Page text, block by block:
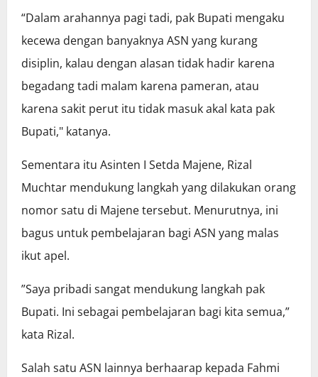
“Dalam arahannya pagi tadi, pak Bupati mengaku
kecewa dengan banyaknya ASN yang kurang
disiplin, kalau dengan alasan tidak hadir karena
begadang tadi malam karena pameran, atau
karena sakit perut itu tidak masuk akal kata pak
Bupati," katanya.
Sementara itu Asinten I Setda Majene, Rizal
Muchtar mendukung langkah yang dilakukan orang
nomor satu di Majene tersebut. Menurutnya, ini
bagus untuk pembelajaran bagi ASN yang malas
ikut apel.
”Saya pribadi sangat mendukung langkah pak
Bupati. Ini sebagai pembelajaran bagi kita semua,”
kata Rizal.
Salah satu ASN lainnya berhaarap kepada Fahmi